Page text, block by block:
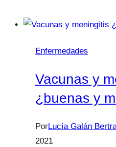
Enfermedades
Vacunas y
¿buenas y
PorLucía Galán
2021